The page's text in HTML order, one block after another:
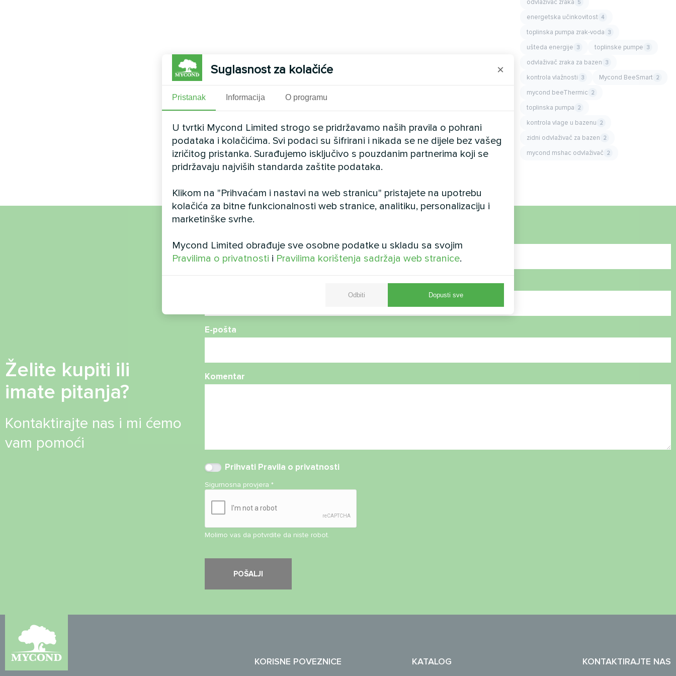
odvlaživač zraka 5
energetska učinkovitost 4
toplinska pumpa zrak-voda 3
ušteda energije 3 toplinske pumpe 3
odvlaživač zraka za bazen 3
kontrola vlažnosti 3 Mycond BeeSmart 2
mycond beeThermic 2
toplinska pumpa 2
kontrola vlage u bazenu 2
zidni odvlaživač za bazen 2
mycond mshac odvlaživač 2
Želite kupiti ili
imate pitanja?
Kontaktirajte nas i mi ćemo
vam pomoći
E-pošta
Komentar
Prihvati Pravila o privatnosti
Sigurnosna provjera*
Molimo vas da potvrdite da niste robot.
KORISNE POVEZNICE KATALOG KONTAKTIRAJTE NAS
Suglasnost za kolačiće ×
Pristanak Informacija O programu
U tvrtki Mycond Limited strogo se pridržavamo naših pravila o pohrani
podataka i kolačićima. Svi podaci su šifrirani i nikada se ne dijele bez vašeg
izričitog pristanka. Surađujemo isključivo s pouzdanim partnerima koji se
pridržavaju najviših standarda zaštite podataka.
Klikom na "Prihvaćam i nastavi na web stranicu" pristajete na upotrebu
kolačića za bitne funkcionalnosti web stranice, analitiku, personalizaciju i
marketinške svrhe.
Mycond Limited obrađuje sve osobne podatke u skladu sa svojim
Pravilima o privatnosti i Pravilima korištenja sadržaja web stranice.
Odbiti Dopusti sve